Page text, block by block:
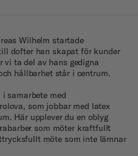
Wilhelm startade
dofter han skapat för kunder
vi ta del av hans gedigna
hållbarhet står i centrum.
samarbete med
som jobbar med latex
Här upplever du en oblyg
som möter kraftfullt
möte som inte lämnar